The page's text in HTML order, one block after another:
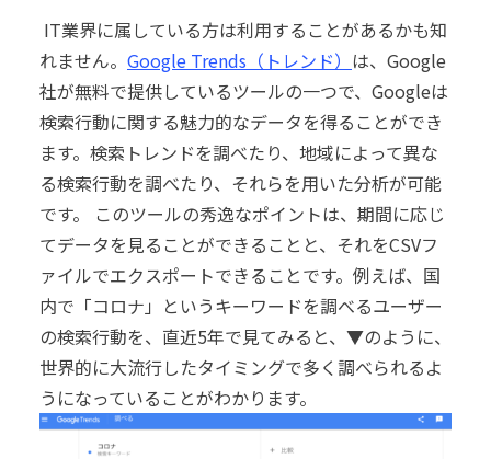
IT業界に属している方は利用することがあるかも知
れません。 Google Trends（トレンド） は、Google
社が無料で提供しているツールの一つで、Googleは
検索行動に関する魅力的なデータを得ることができ
ます。検索トレンドを調べたり、地域によって異な
る検索行動を調べたり、それらを用いた分析が可能
です。
このツールの秀逸なポイントは、期間に応じ
てデータを見ることができることと、それをCSVフ
ァイルでエクスポートできることです。 例えば、国
内で「コロナ」というキーワードを調べるユーザー
の検索行動を、直近5年で見てみると、 ▼のように、
世界的に大流行したタイミングで多く調べられるよ
うになっていることがわかります。